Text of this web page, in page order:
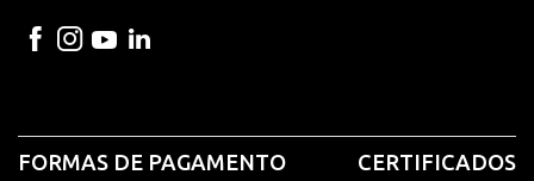
FORMAS DE PAGAMENTO CERTIFICADOS